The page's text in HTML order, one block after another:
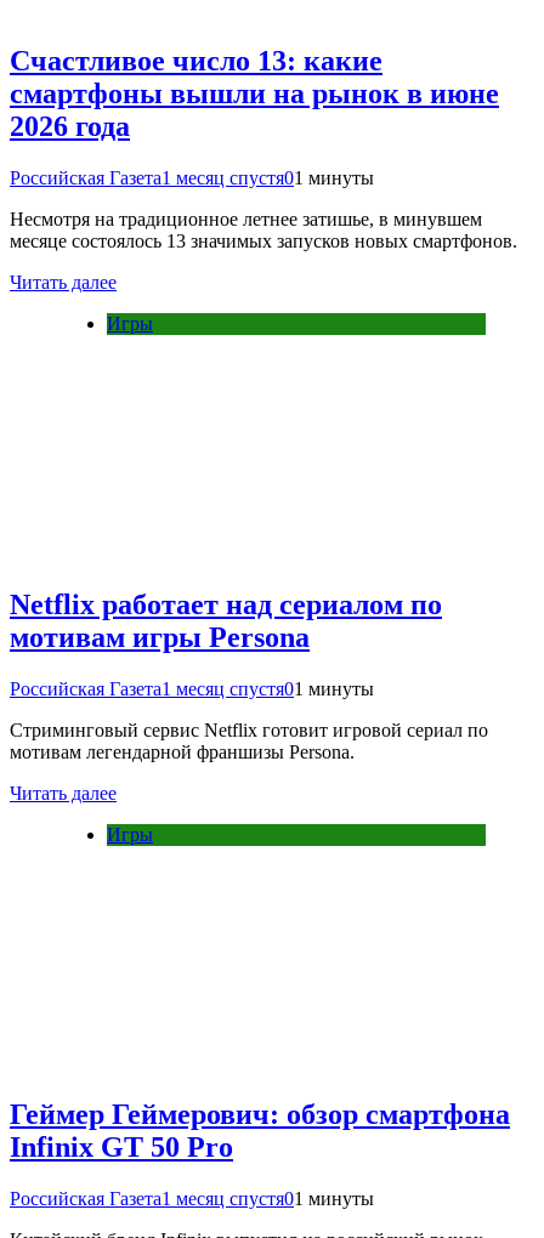
Счастливое число 13: какие
смартфоны вышли на рынок в июне
2026 года
Российская Газета1 месяц спустя01 минуты
Несмотря на традиционное летнее затишье, в минувшем
месяце состоялось 13 значимых запусков новых смартфонов.
Читать далее
Игры
Netflix работает над сериалом по
мотивам игры Persona
Российская Газета1 месяц спустя01 минуты
Стриминговый сервис Netflix готовит игровой сериал по
мотивам легендарной франшизы Persona.
Читать далее
Игры
Геймер Геймерович: обзор смартфона
Infinix GT 50 Pro
Российская Газета1 месяц спустя01 минуты